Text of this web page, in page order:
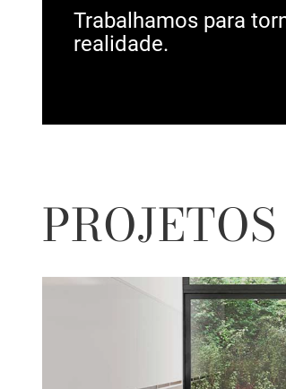
Trabalhamos para
realidade.